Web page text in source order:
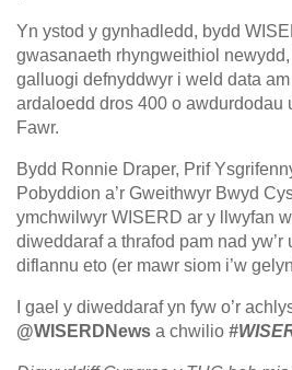
Yn ystod y gynhadledd, bydd
gwasanaeth rhyngweithiol
galluogi defnyddwyr i weld data
ardaloedd dros 400 o awdurdodau
Fawr.
Bydd Ronnie Draper, Prif
Pobyddion a’r Gweithwyr Bwyd
ymchwilwyr WISERD ar y llwyfan
diweddaraf a thrafod pam nad
diflannu eto (er mawr siom i’w
I gael y diweddaraf yn fyw o’r
@WISERDNews a chwilio